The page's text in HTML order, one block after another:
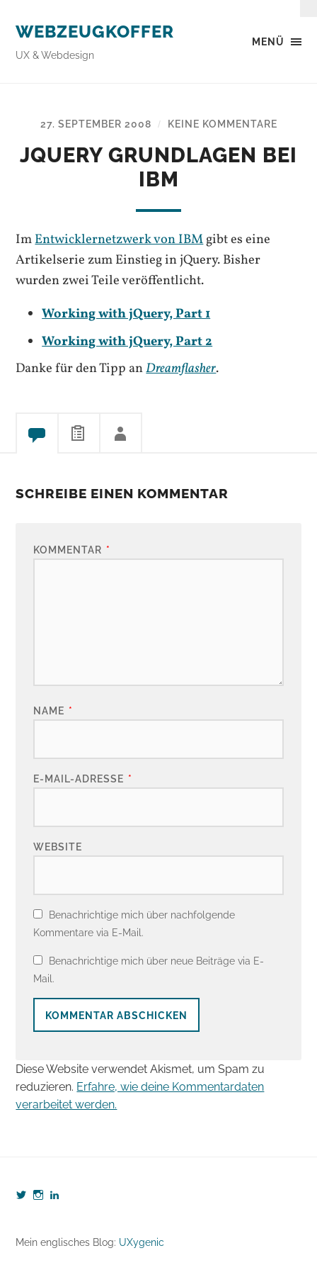
MENÜ
WEBZEUGKOFFER
UX & Webdesign
27. SEPTEMBER 2008 / KEINE KOMMENTARE
JQUERY GRUNDLAGEN BEI
IBM
ImEntwicklernetzwerk von IBMgibt es eine
Artikelserie zum Einstieg in jQuery. Bisher
wurden zwei Teile veröffentlicht.
Working with jQuery, Part 1
Working with jQuery, Part 2
Danke für den Tipp anDreamflasher.
SCHREIBE EINEN KOMMENTAR
KOMMENTAR *
NAME *
E-MAIL-ADRESSE *
WEBSITE
Benachrichtige mich über nachfolgende
Kommentare via E-Mail.
Benachrichtige mich über neue Beiträge via E-
Mail.
Diese Website verwendet Akismet, um Spam zu
reduzieren. Erfahre, wie deine Kommentardaten
verarbeitet werden.
Profil
Twitter
anzeigen
Profil
Instagram
anzeigen
8190b5b7
Mein englisches Blog: UXygenic